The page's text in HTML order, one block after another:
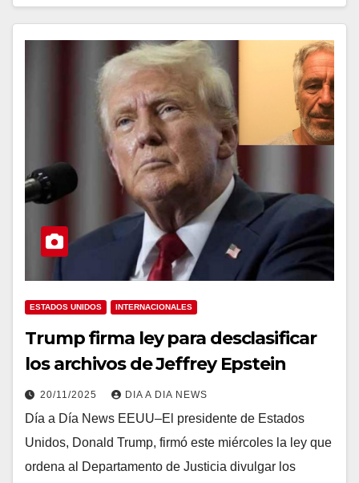
ESTADOS UNIDOS INTERNACIONALES
Trump firma ley para desclasificar
los archivos de Jeffrey Epstein
20/11/2025 DIA A DIA NEWS
Día a Día News EEUU–El presidente de Estados
Unidos, Donald Trump, firmó este miércoles la ley que
ordena al Departamento de Justicia divulgar los